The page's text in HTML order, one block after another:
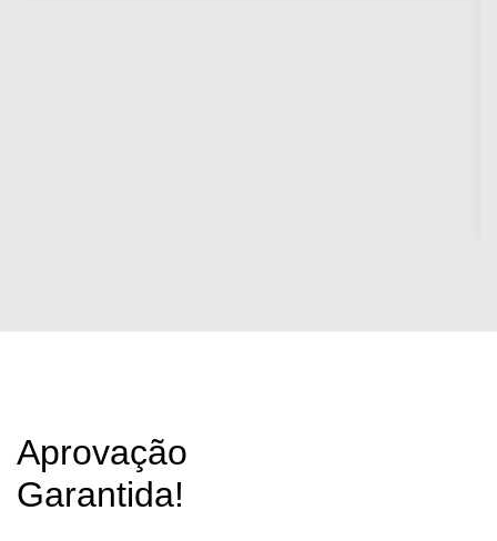
Aprovação
Garantida!